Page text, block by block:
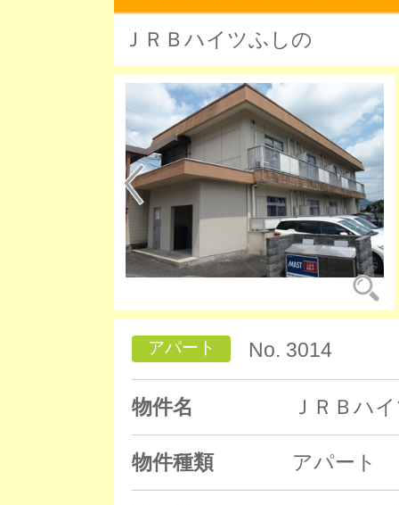
ＪＲＢハイツふしの
アパート No. 3014
物件名 ＪＲＢハ
物件種類 アパート